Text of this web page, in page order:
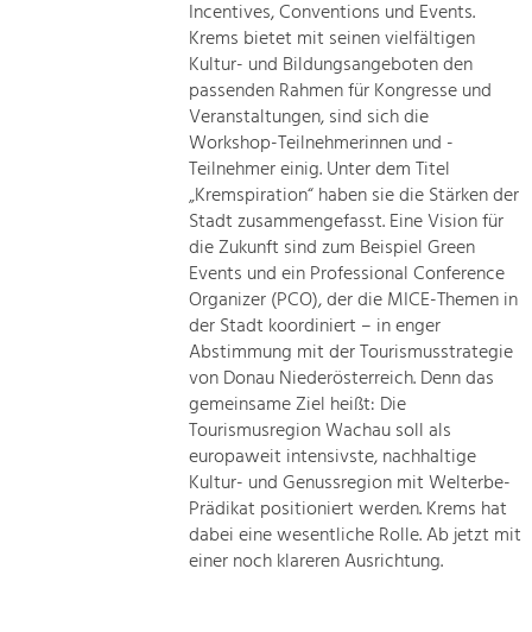
Incentives, Conventions und Events.
Krems bietet mit seinen vielfältigen
Kultur- und Bildungsangeboten den
passenden Rahmen für Kongresse und
Veranstaltungen, sind sich die
Workshop-Teilnehmerinnen und -
Teilnehmer einig. Unter dem Titel
„Kremspiration“ haben sie die Stärken der
Stadt zusammengefasst. Eine Vision für
die Zukunft sind zum Beispiel Green
Events und ein Professional Conference
Organizer (PCO), der die MICE-Themen in
der Stadt koordiniert – in enger
Abstimmung mit der Tourismusstrategie
von Donau Niederösterreich. Denn das
gemeinsame Ziel heißt: Die
Tourismusregion Wachau soll als
europaweit intensivste, nachhaltige
Kultur- und Genussregion mit Welterbe-
Prädikat positioniert werden. Krems hat
dabei eine wesentliche Rolle. Ab jetzt mit
einer noch klareren Ausrichtung.